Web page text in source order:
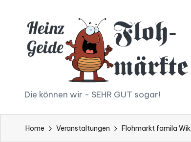
content
H
ei
Die können wir - SEHR GUT sogar!
Home Veranstaltungen Flohmarkt famila Wik